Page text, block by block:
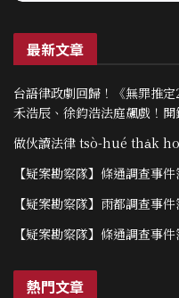
最新文章
台語律政劇回歸！《無罪推
禾浩辰、徐鈞浩法庭飆戲！
做伙讀法律 tsò-hué tha̍k
【疑案勘察隊】條通調查事
【疑案勘察隊】雨都調查事
【疑案勘察隊】條通調查事
熱門文章